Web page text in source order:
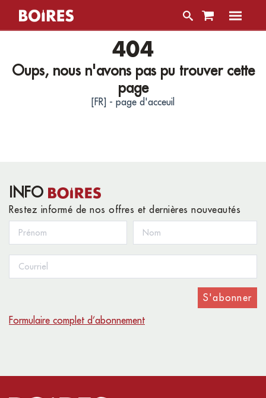
404
Oups, nous n'avons pas pu trouver cette
page
[FR] - page d'acceuil
INFO
Restez informé de nos offres et dernières nouveautés
S'abonner
Formulaire complet d’abonnement